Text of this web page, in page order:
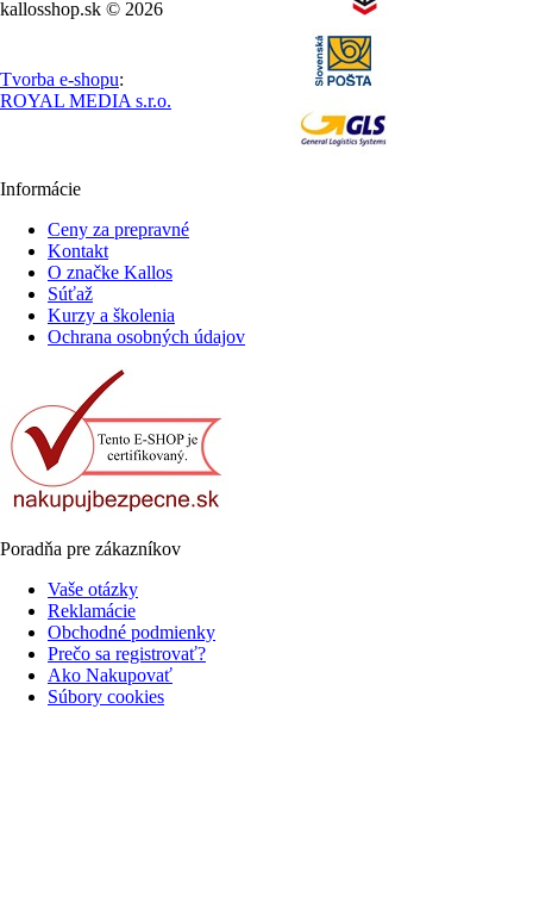
kallosshop.sk © 2026
Tvorba e-shopu:
ROYAL MEDIA s.r.o.
Informácie
Ceny za prepravné
Kontakt
O značke Kallos
Súťaž
Kurzy a školenia
Ochrana osobných údajov
Poradňa pre zákazníkov
Vaše otázky
Reklamácie
Obchodné podmienky
Prečo sa registrovať?
Ako Nakupovať
Súbory cookies